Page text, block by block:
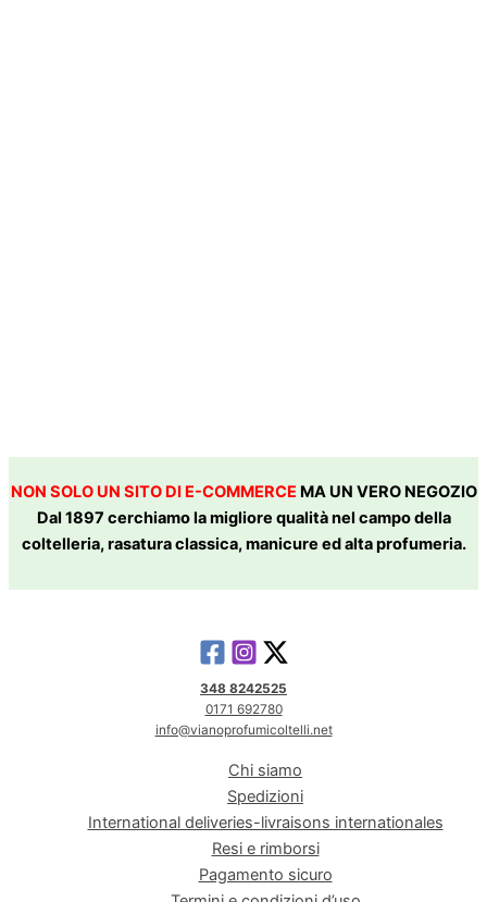
NON SOLO UN SITO DI E-COMMERCE MA UN VERO NEGOZIO
Dal 1897 cerchiamo la migliore qualità nel campo della
coltelleria, rasatura classica, manicure ed alta profumeria.
348 8242525
0171 692780
info@vianoprofumicoltelli.net
Chi siamo
Spedizioni
International deliveries-livraisons internationales
Resi e rimborsi
Pagamento sicuro